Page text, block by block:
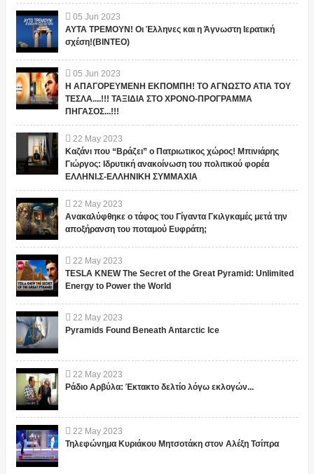
05 Jun 2023
ΑΥΤΑ ΤΡΕΜΟΥΝ! Οι Έλληνες και η Άγνωστη Ιερατική
σχέση!(ΒΙΝΤΕΟ)
05 Jun 2023
Η ΑΠΑΓΟΡΕΥΜΕΝΗ ΕΚΠΟΜΠΗ! ΤΟ ΑΓΝΩΣΤΟ ΑΤΙΑ ΤΟΥ
ΤΕΣΛΑ....!!! ΤΑΞΙΔΙΑ ΣΤΟ ΧΡΟΝΟ-ΠΡΟΓΡΑΜΜΑ
ΠΗΓΑΣΟΣ...!!!
22 May 2023
Καζάνι που “Βράζει” ο Πατριωτικος χώρος! Μπινιάρης
Γιώργος: Ιδρυτική ανακοίνωση του πολιτικού φορέα
ΕΛΛΗΝΙ.Σ-ΕΛΛΗΝΙΚΗ ΣΥΜΜΑΧΙΑ
22 May 2023
Ανακαλύφθηκε ο τάφος του Γίγαντα Γκιλγκαμές μετά την
αποξήρανση του ποταμού Ευφράτη;
22 May 2023
TESLA KNEW The Secret of the Great Pyramid: Unlimited
Energy to Power the World
22 May 2023
Pyramids Found Beneath Antarctic Ice
22 May 2023
Ράδιο Αρβύλα: Έκτακτο δελτίο λόγω εκλογών...
22 May 2023
Τηλεφώνημα Κυριάκου Μητσοτάκη στον Αλέξη Τσίπρα